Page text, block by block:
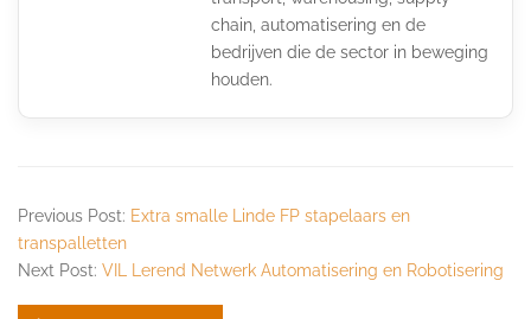
chain, automatisering en de
bedrijven die de sector in beweging
houden.
Previous Post: Extra smalle Linde FP stapelaars en
transpalletten
Next Post: VIL Lerend Netwerk Automatisering en Robotisering